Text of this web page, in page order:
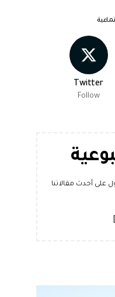
Twitter
Follow
على أحدث مقالاتنا